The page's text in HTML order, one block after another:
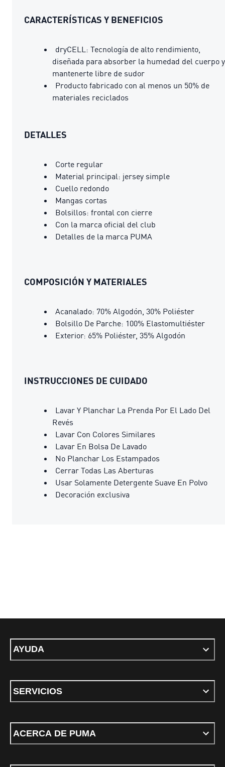
CARACTERÍSTICAS Y BENEFICIOS
dryCELL: Tecnología de alto rendimiento,
diseñada para absorber la humedad del cuerpo y
mantenerte libre de sudor
Producto fabricado con al menos un 50% de
materiales reciclados
DETALLES
Corte regular
Material principal: jersey simple
Cuello redondo
Mangas cortas
Bolsillos: frontal con cierre
Con la marca oficial del club
Detalles de la marca PUMA
COMPOSICIÓN Y MATERIALES
Acanalado: 70% Algodón, 30% Poliéster
Bolsillo De Parche: 100% Elastomultiéster
Exterior: 65% Poliéster, 35% Algodón
INSTRUCCIONES DE CUIDADO
Lavar Y Planchar La Prenda Por El Lado Del
Revés
Lavar Con Colores Similares
Lavar En Bolsa De Lavado
No Planchar Los Estampados
Cerrar Todas Las Aberturas
Usar Solamente Detergente Suave En Polvo
Decoración exclusiva
AYUDA
SERVICIOS
ACERCA DE PUMA